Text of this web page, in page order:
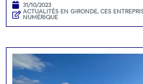
31/10/2023
ACTUALITÉS EN GIRONDE, CES
NUMÉRIQUE